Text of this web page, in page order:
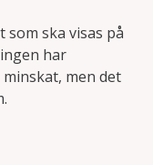
ska visas på
har
men det